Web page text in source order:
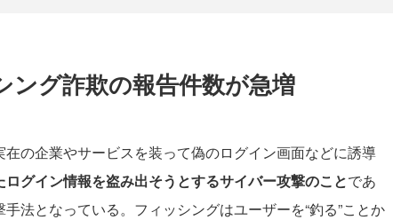
ング詐欺の報告件数が急増
の企業やサービスを装って偽のログイン画面などに誘導
グイン情報を盗み出そうとするサイバー攻撃のことであ
法となっている。フィッシングはユーザーを“釣る”ことか